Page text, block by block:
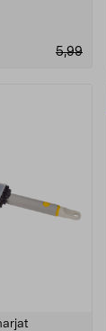
5,99